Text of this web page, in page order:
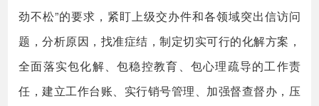
劲不松”的要求，紧盯上级交办件和各领域突出信访问
题，分析原因，找准症结，制定切实可行的化解方案，
全面落实包化解、包稳控教育、包心理疏导的工作责
任，建立工作台账、实行销号管理、加强督查督办，压